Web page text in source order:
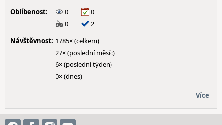
Oblíbenost:
0
0
0
2
Návštěvnost: 1785× (celkem)
27× (poslední měsíc)
6× (poslední týden)
0× (dnes)
Více